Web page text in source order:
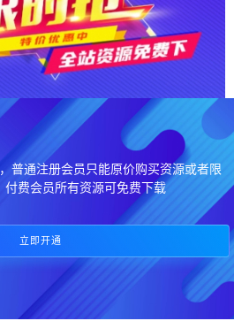
普通注册会员只能原价购买资源或者限
付费会员所有资源可免费下载
立即开通